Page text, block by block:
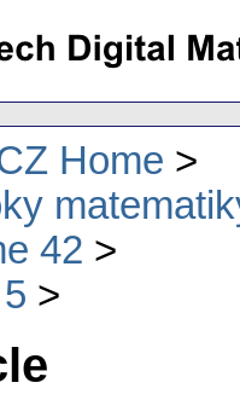
Home
42